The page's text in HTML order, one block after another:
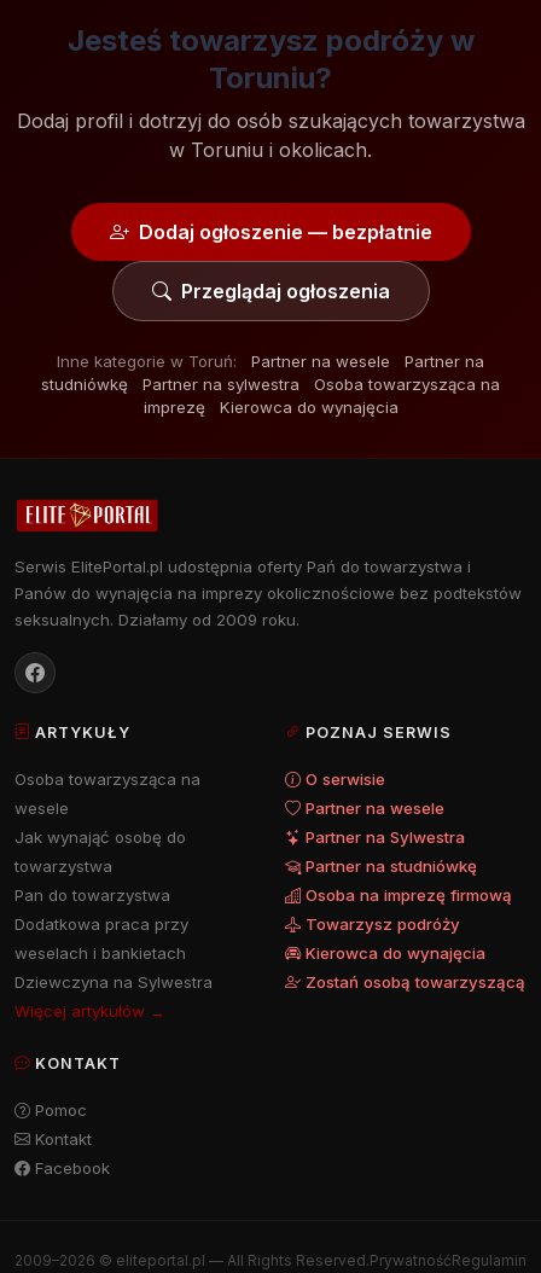
Jesteś towarzysz podróży w
Toruniu?
Dodaj profil i dotrzyj do osób szukających towarzystwa
w Toruniu i okolicach.
Dodaj ogłoszenie — bezpłatnie
Przeglądaj ogłoszenia
Inne kategorie w Toruń: Partner na wesele
Partner na
studniówkę
Partner na sylwestra
Osoba towarzysząca na
imprezę
Kierowca do wynajęcia
Serwis ElitePortal.pl udostępnia oferty Pań do towarzystwa i
Panów do wynajęcia na imprezy okolicznościowe bez podtekstów
seksualnych. Działamy od 2009 roku.
ARTYKUŁY
Osoba towarzysząca na
wesele
Jak wynająć osobę do
towarzystwa
Pan do towarzystwa
Dodatkowa praca przy
weselach i bankietach
Dziewczyna na Sylwestra
Więcej artykułów →
POZNAJ SERWIS
O serwisie
Partner na wesele
Partner na Sylwestra
Partner na studniówkę
Osoba na imprezę firmową
Towarzysz podróży
Kierowca do wynajęcia
Zostań osobą towarzyszącą
KONTAKT
Pomoc
Kontakt
Facebook
2009–2026 © eliteportal.pl — All Rights Reserved.PrywatnośćRegulamin